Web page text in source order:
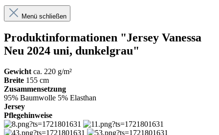
Menü schließen
Produktinformationen "Jersey Vanessa
Neu 2024 uni, dunkelgrau"
Gewicht ca. 220 g/m²
Breite 155 cm
Zusammensetzung
95% Baumwolle 5% Elasthan
Jersey
Pflegehinweise